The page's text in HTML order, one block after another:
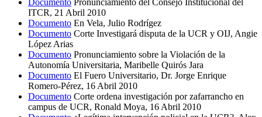
Documento Pronunciamiento del Consejo Institucional del
ITCR, 21 Abril 2010
Documento En Vela, Julio Rodrígez
Documento Corte Investigará disputa de la UCR y OIJ, Angie
López Arias
Documento Pronunciamiento sobre la Violación de la
Autonomía Universitaria, Maribelle Quirós Jara
Documento El Fuero Universitario, Dr. Jorge Enrique
Romero-Pérez, 16 Abril 2010
Documento Corte ordena investigación por zafarrancho en
campus de UCR, Ronald Moya, 16 Abril 2010